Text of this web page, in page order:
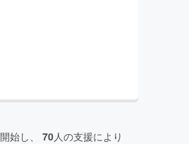
始し、 70人の支援により